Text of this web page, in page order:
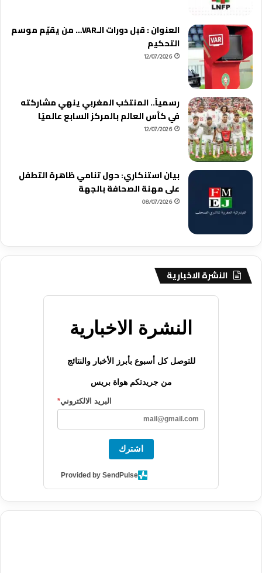
العنوان : قبل دورات الـVAR… من يقيّم موسم
التحكيم
12/07/2026
رسمياً.. المنتخب المغربي ينهي مشاركته
في كأس العالم بالمركز السابع عالميًا
12/07/2026
بيان استنكاري: حول تنامي ظاهرة التطفل
على مهنة الصحافة بالجهة
08/07/2026
النشرة الاخبارية
النشرة الاخبارية
للتوصل كل أسبوع بأبرز الأخبار والنتائج
من جريدتكم هواة بريس
البريد الالكتروني*
اشترك
Provided by SendPulse